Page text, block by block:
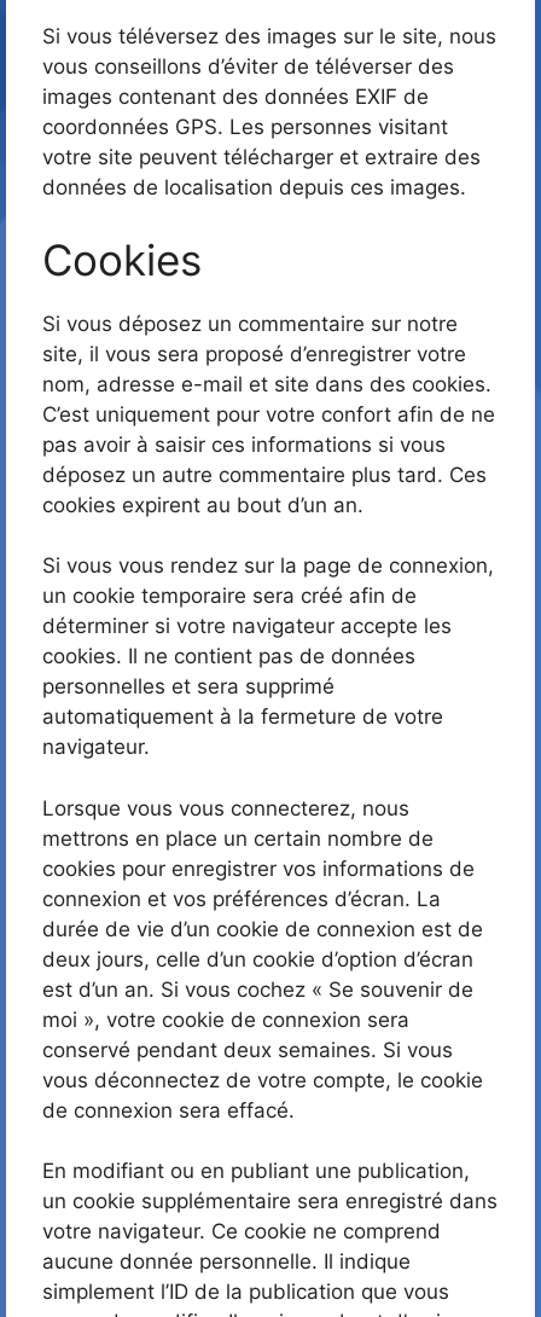
Si vous téléversez des images sur le site, nous
vous conseillons d’éviter de téléverser des
images contenant des données EXIF de
coordonnées GPS. Les personnes visitant
votre site peuvent télécharger et extraire des
données de localisation depuis ces images.
Cookies
Si vous déposez un commentaire sur notre
site, il vous sera proposé d’enregistrer votre
nom, adresse e-mail et site dans des cookies.
C’est uniquement pour votre confort afin de ne
pas avoir à saisir ces informations si vous
déposez un autre commentaire plus tard. Ces
cookies expirent au bout d’un an.
Si vous vous rendez sur la page de connexion,
un cookie temporaire sera créé afin de
déterminer si votre navigateur accepte les
cookies. Il ne contient pas de données
personnelles et sera supprimé
automatiquement à la fermeture de votre
navigateur.
Lorsque vous vous connecterez, nous
mettrons en place un certain nombre de
cookies pour enregistrer vos informations de
connexion et vos préférences d’écran. La
durée de vie d’un cookie de connexion est de
deux jours, celle d’un cookie d’option d’écran
est d’un an. Si vous cochez « Se souvenir de
moi », votre cookie de connexion sera
conservé pendant deux semaines. Si vous
vous déconnectez de votre compte, le cookie
de connexion sera effacé.
En modifiant ou en publiant une publication,
un cookie supplémentaire sera enregistré dans
votre navigateur. Ce cookie ne comprend
aucune donnée personnelle. Il indique
simplement l’ID de la publication que vous